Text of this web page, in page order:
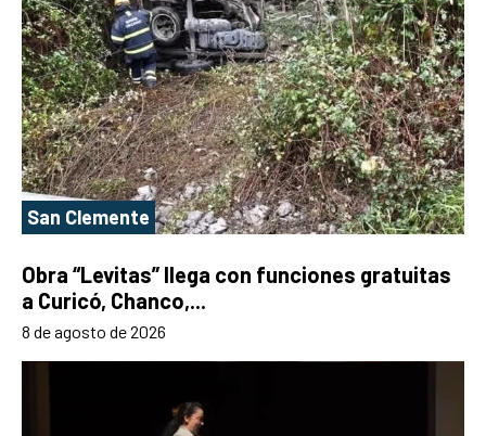
San Clemente
Obra “Levitas” llega con funciones gratuitas
a Curicó, Chanco,...
8 de agosto de 2026